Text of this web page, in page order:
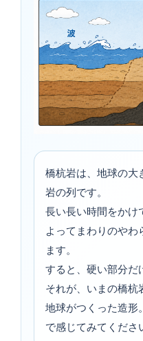
橋杭岩は、地球の大
岩の列です。
長い長い時間をかけ
よってまわりのやわ
ます。
すると、硬い部分だ
それが、いまの橋杭
地球がつくった造形
で感じてみてくださ